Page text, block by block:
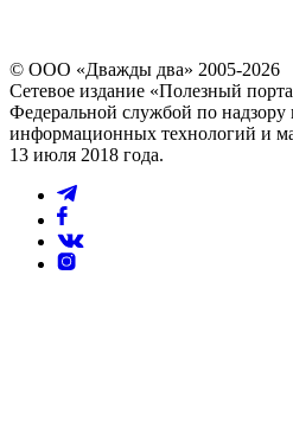
© ООО «Дважды два» 2005-2026
Сетевое издание «Полезный
Федеральной службой по надзору
информационных технологий и
13 июля 2018 года.